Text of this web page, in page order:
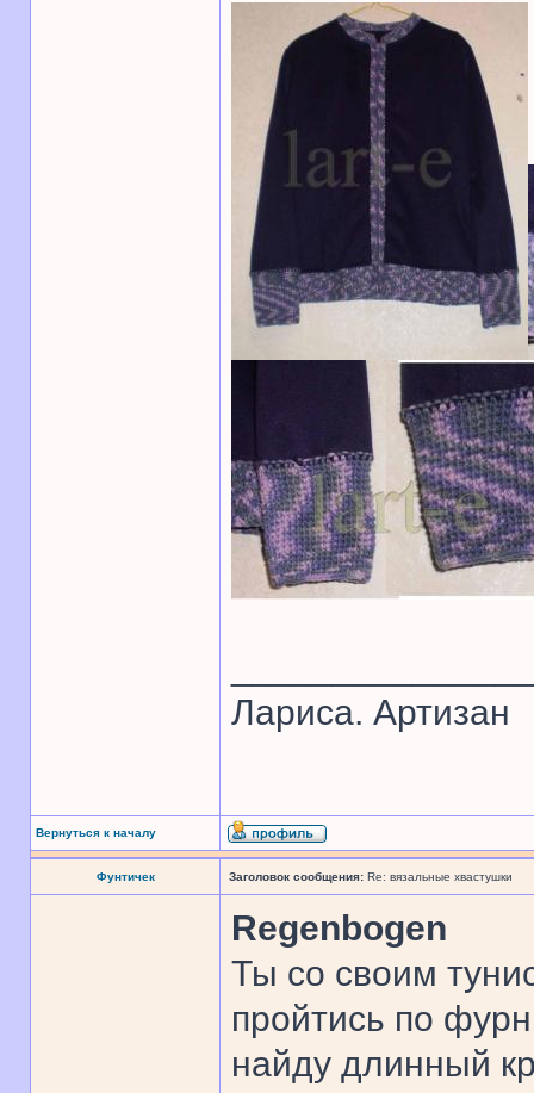
Лариса. Артизан
Вернуться к началу
Фунтичек Заголовок сообщения: Re: вязальные хвастушки
Regenbogen
Ты со своим
пройтись по
найду длинный